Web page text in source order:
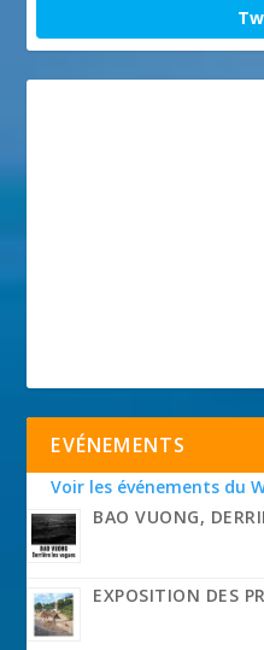
EVÉNEMENTS
Voir les événements du
BAO VUONG,
EXPOSITION DES